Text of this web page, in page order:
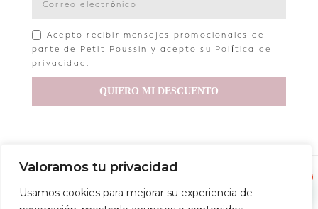
Valoramos tu privacidad
Usamos cookies para mejorar su experiencia de
Acepto recibir mensajes promocionales de
parte de Petit Poussin y acepto su Política de
privacidad .
QUIERO MI DESCUENTO
Copyright © 2022 Petit Poussin
Política de privacidad Política de envío